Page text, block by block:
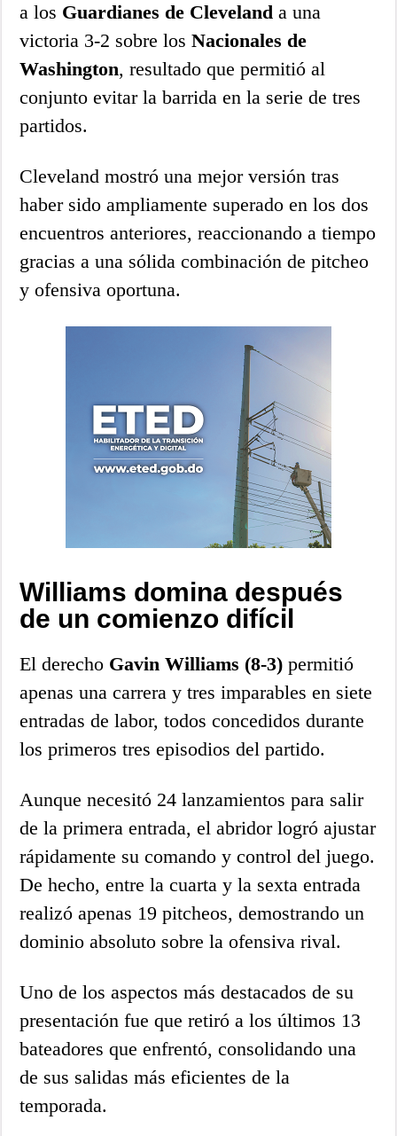
a los Guardianes de Cleveland a una
victoria 3-2 sobre losNacionales de
Washington, resultado que permitió al
conjunto evitar la barrida en la serie de tres
partidos.
Cleveland mostró una mejor versión tras
haber sido ampliamente superado en los dos
encuentros anteriores, reaccionando a tiempo
gracias a una sólida combinación de pitcheo
y ofensiva oportuna.
Williams domina después
de un comienzo difícil
El derecho Gavin Williams (8-3) permitió
apenas una carrera y tres imparables en siete
entradas de labor, todos concedidos durante
los primeros tres episodios del partido.
Aunque necesitó 24 lanzamientos para salir
de la primera entrada, el abridor logró ajustar
rápidamente su comando y control del juego.
De hecho, entre la cuarta y la sexta entrada
realizó apenas 19 pitcheos, demostrando un
dominio absoluto sobre la ofensiva rival.
Uno de los aspectos más destacados de su
presentación fue que retiró a los últimos 13
bateadores que enfrentó, consolidando una
de sus salidas más eficientes de la
temporada.